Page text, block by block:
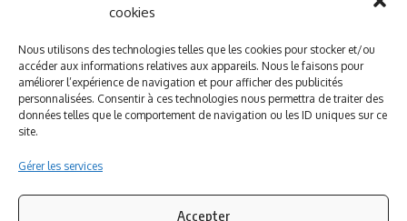
cookies
Nous utilisons des technologies telles que les cookies pour stocker et/ou
accéder aux informations relatives aux appareils. Nous le faisons pour
améliorer l’expérience de navigation et pour afficher des publicités
personnalisées. Consentir à ces technologies nous permettra de traiter des
données telles que le comportement de navigation ou les ID uniques sur ce
site.
Gérer les services
Accepter
Azinat.com TV soutient